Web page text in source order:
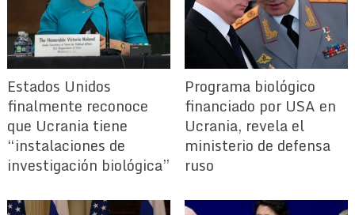
Estados Unidos
finalmente reconoce
que Ucrania tiene
“instalaciones de
investigación biológica”
Programa biológico
financiado por USA en
Ucrania, revela el
ministerio de defensa
ruso